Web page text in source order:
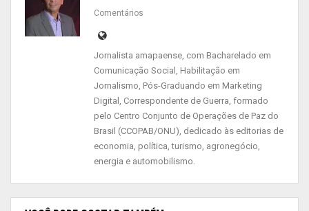
A agenda iniciou na zona sul, no bairro Congós, na
Rua Dois de Moraes, que tem passarelas no
trecho final da via recentemente reformadas.
“Nosso principal problema aqui era nossa ponte,
mas agora está sendo resolvido com a reforma
das passarelas. Não é a primeira vez que
recebemos a visita do prefeito e equipe, e tudo
que nos falaram está acontecendo”, contou
Comentários
Jornalista amapaense, com Bacharelado em
Comunicação Social, Habilitação em
Jornalismo, Pós-Graduando em Marketing
Digital, Correspondente de Guerra, formado
pelo Centro Conjunto de Operações de Paz do
Brasil (CCOPAB/ONU), dedicado às editorias de
economia, política, turismo, agronegócio,
energia e automobilismo.